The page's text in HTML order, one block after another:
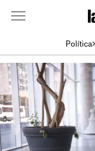
Política